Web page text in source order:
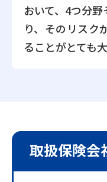
おいて、4つ分
り、そのリスク
ることがとても大
取扱保険会